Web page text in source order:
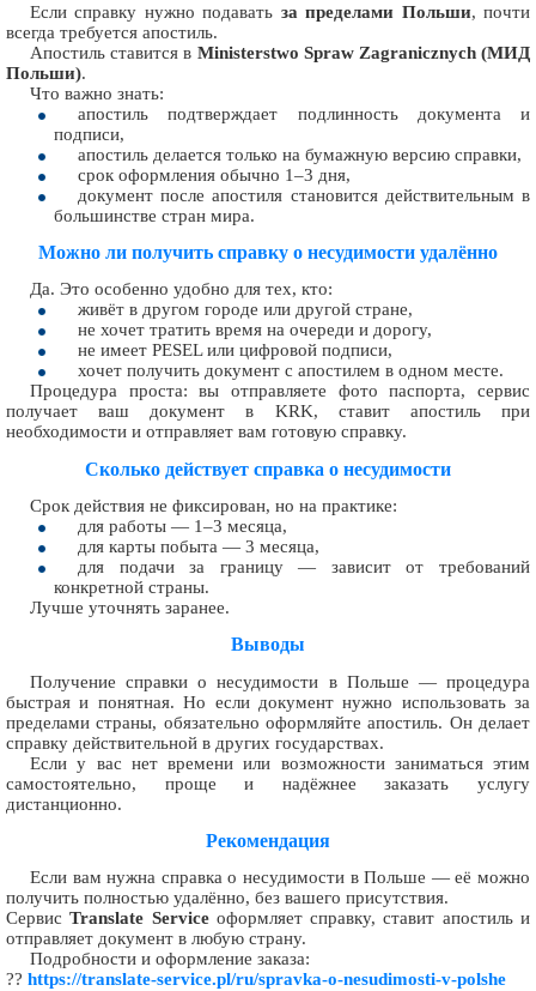
Если справку нужно подавать за пределами Польши, почти
всегда требуется апостиль.
Апостиль ставится в Ministerstwo Spraw Zagranicznych (МИД
Польши).
Что важно знать:
апостиль подтверждает подлинность документа и
подписи,
апостиль делается только на бумажную версию справки,
срок оформления обычно 1–3 дня,
документ после апостиля становится действительным в
большинстве стран мира.
Можно ли получить справку о несудимости удалённо
Да. Это особенно удобно для тех, кто:
живёт в другом городе или другой стране,
не хочет тратить время на очереди и дорогу,
не имеет PESEL или цифровой подписи,
хочет получить документ с апостилем в одном месте.
Процедура проста: вы отправляете фото паспорта, сервис
получает ваш документ в KRK, ставит апостиль при
необходимости и отправляет вам готовую справку.
Сколько действует справка о несудимости
Срок действия не фиксирован, но на практике:
для работы — 1–3 месяца,
для карты побыта — 3 месяца,
для подачи за границу — зависит от требований
конкретной страны.
Лучше уточнять заранее.
Выводы
Получение справки о несудимости в Польше — процедура
быстрая и понятная. Но если документ нужно использовать за
пределами страны, обязательно оформляйте апостиль. Он делает
справку действительной в других государствах.
Если у вас нет времени или возможности заниматься этим
самостоятельно, проще и надёжнее заказать услугу
дистанционно.
Рекомендация
Если вам нужна справка о несудимости в Польше — её можно
получить полностью удалённо, без вашего присутствия.
СервисTranslate Serviceоформляет справку, ставит апостиль и
отправляет документ в любую страну.
Подробности и оформление заказа:
?? https://translate-service.pl/ru/spravka-o-nesudimosti-v-polshe